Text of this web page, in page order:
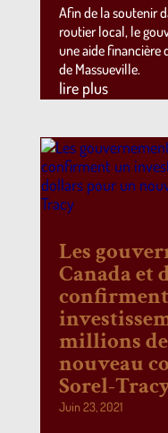
Afin de la soutenir
routier local, le
une aide financière
de Massueville.
lire plus
Les
Canada et
millions
nouveau
Sorel-
Juin 23, 2021